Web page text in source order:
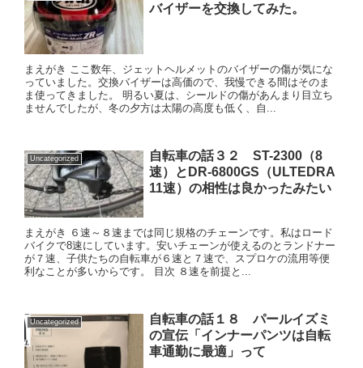
バイザーを交換してみた。
まえがき ここ数年、ジェットヘルメットのバイザーの傷が気にな
っていました。交換バイザーは高価ので、我慢できる間はそのま
ま使ってきました。 明るい夏は、シールドの傷があんまり目立ち
ませんでしたが、冬の夕方は太陽の高度も低く、自...
Uncategorized
自転車の話３２ ST-2300（8
速）とDR-6800GS（ULTEDRA
11速）の相性は良かったみたい
まえがき ６速～８速までは同じ規格のチェーンです。私はロード
バイクで8速にしています。安いチェーンが使えるのとランドナー
が７速、子供たちの自転車が６速と７速で、スプロケの流用等便
利なことが多いからです。 目次 ８速を前提と...
Uncategorized
自転車の話１８ パールイズミ
の宣伝「インナーパンツは自転
車通勤に最適」って